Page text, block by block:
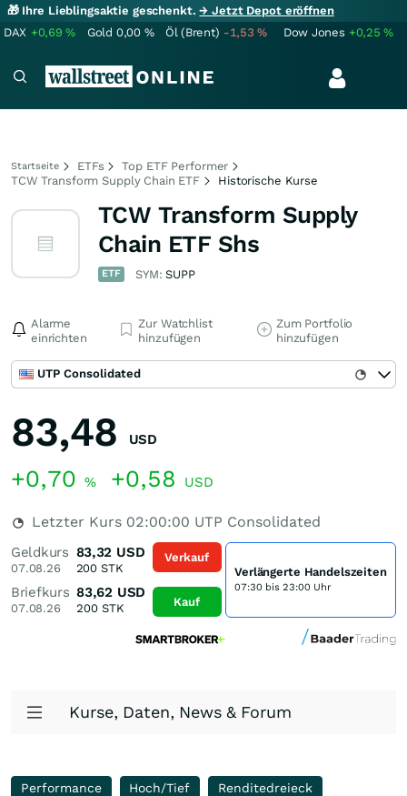
🎁 Ihre Lieblingsaktie geschenkt.→ Jetzt Depot eröffnen
DAX +0,69% Gold 0,00 % Öl (Brent) -1,53% Dow Jones +0,25%
Startseite ETFs
Top ETF Performer
TCW Transform Supply Chain ETF
Historische Kurse
TCW Transform Supply
Chain ETF Shs
ETF SYM:SUPP
Alarme
einrichten
Zur Watchlist
hinzufügen
Zum Portfolio
hinzufügen
UTP Consolidated
83,48 USD
+0,70 % +0,58 USD
Letzter Kurs 02:00:00 UTP Consolidated
Geldkurs
07.08.26
83,32 USD
200 STK
Briefkurs
07.08.26
83,62 USD
200STK
Verkauf
Kauf
Verlängerte Handelszeiten
07:30 bis 23:00 Uhr
Kurse, Daten, News & Forum
Performance Hoch/Tief
Renditedreieck